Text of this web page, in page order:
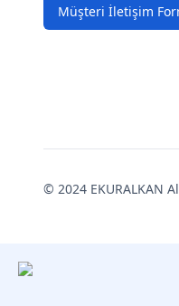
Müşteri İletişim
© 2024 EKURALKAN